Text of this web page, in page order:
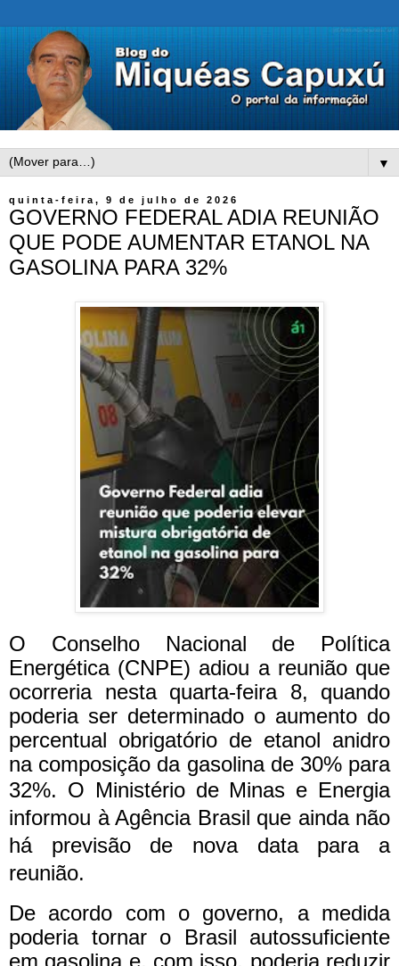
▼
quinta-feira, 9 de julho de 2026
GOVERNO FEDERAL ADIA REUNIÃO
QUE PODE AUMENTAR ETANOL NA
GASOLINA PARA 32%
O Conselho Nacional de Política
Energética (CNPE) adiou a reunião que
ocorreria nesta quarta-feira 8, quando
poderia ser determinado o aumento do
percentual obrigatório de etanol anidro
na composição da gasolina de 30% para
32%. O Ministério de Minas e Energia
informou à Agência Brasil que ainda não
há previsão de nova data para a
reunião.
De acordo com o governo, a medida
poderia tornar o Brasil autossuficiente
em gasolina e, com isso, poderia reduzir